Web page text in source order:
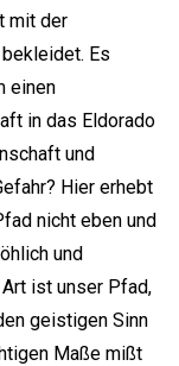
mit der
Es
einen
in das Eldorado
und
Hier erhebt
nicht eben und
und
ist unser Pfad,
geistigen Sinn
Maße mißt